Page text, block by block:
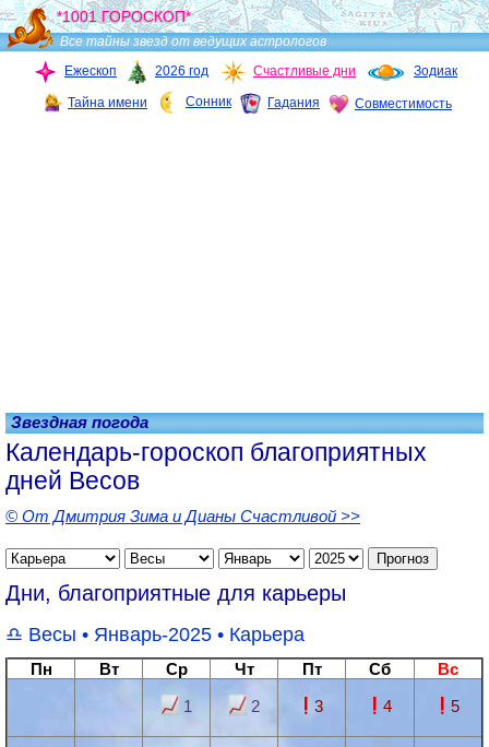
*1001 ГОРОСКОП*
Все тайны звезд от ведущих астрологов
Ежескоп
2026 год Счастливые дни Зодиак
Тайна имени Сонник Гадания Совместимость
Звездная погода
Календарь-гороскоп благоприятных
дней Весов
© От Дмитрия Зима и Дианы Счастливой >>
Дни, благоприятные для карьеры
Весы • Январь-2025 • Карьера
Пн Вт Ср Чт Пт Сб
Вс
1
2 3 4 5